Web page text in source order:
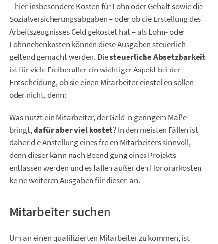
– hier insbesondere Kosten für Lohn oder Gehalt sowie die
Sozialversicherungsabgaben – oder ob die Erstellung des
Arbeitszeugnisses Geld gekostet hat – als Lohn- oder
Lohnnebenkosten können diese Ausgaben steuerlich
geltend gemacht werden. Diesteuerliche Absetzbarkeit
ist für viele Freiberufler ein wichtiger Aspekt bei der
Entscheidung, ob sie einen Mitarbeiter einstellen sollen
oder nicht, denn:
Was nutzt ein Mitarbeiter, der Geld in geringem Maße
bringt,dafür aber viel kostet? In den meisten Fällen ist
daher die Anstellung eines freien Mitarbeiters sinnvoll,
denn dieser kann nach Beendigung eines Projekts
entlassen werden und es fallen außer den Honorarkosten
keine weiteren Ausgaben für diesen an.
Mitarbeiter suchen
Um an einen qualifizierten Mitarbeiter zu kommen, ist